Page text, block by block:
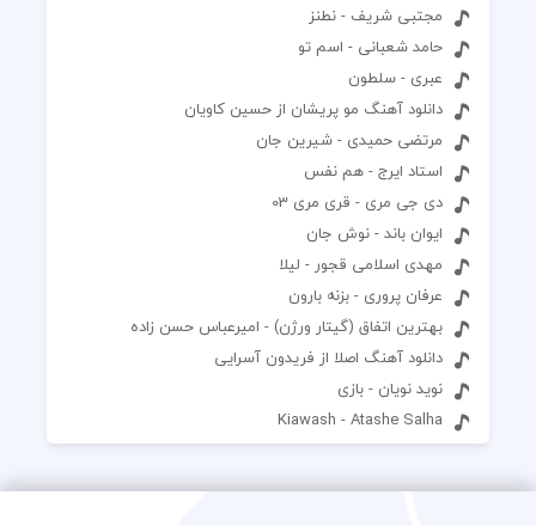
مجتبی شریف - نطنز
حامد شعبانی - اسم تو
عبری - سلطون
دانلود آهنگ مو پریشان از حسین کاویان
مرتضی حمیدی - شیرین جان
استاد ایرج - هم نفس
دی جی مری - قری مری 03
ایوان باند - نوش جان
مهدی اسلامی قجور - لیلا
عرفان پروری - بزنه بارون
بهترین اتفاق (گیتار ورژن) - امیرعباس حسن زاده
دانلود آهنگ اصلا از فریدون آسرایی
نوید نویان - بازی
Kiawash - Atashe Salha